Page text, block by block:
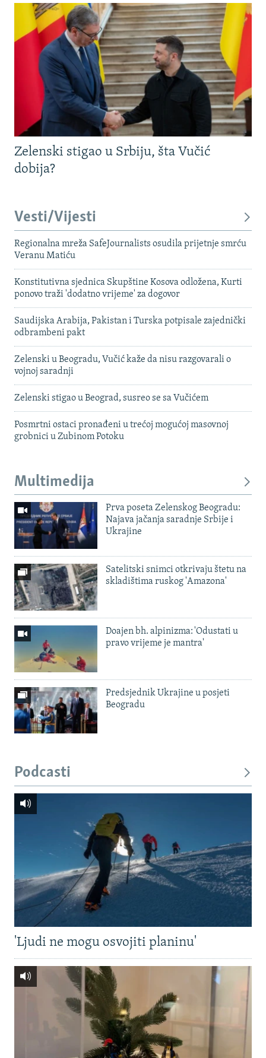
Zelenski stigao u Srbiju, šta Vučić
dobija?
Vesti/Vijesti
Regionalna mreža SafeJournalists osudila prijetnje smrću
Veranu Matiću
Konstitutivna sjednica Skupštine Kosova odložena, Kurti
ponovo traži 'dodatno vrijeme' za dogovor
Saudijska Arabija, Pakistan i Turska potpisale zajednički
odbrambeni pakt
Zelenski u Beogradu, Vučić kaže da nisu razgovarali o
vojnoj saradnji
Zelenski stigao u Beograd, susreo se sa Vučićem
Posmrtni ostaci pronađeni u trećoj mogućoj masovnoj
grobnici u Zubinom Potoku
Multimedija
Prva poseta Zelenskog Beogradu:
Najava jačanja saradnje Srbije i
Ukrajine
Satelitski snimci otkrivaju štetu na
skladištima ruskog 'Amazona'
Doajen bh. alpinizma: 'Odustati u
pravo vrijeme je mantra'
Predsjednik Ukrajine u posjeti
Beogradu
Podcasti
'Ljudi ne mogu osvojiti planinu'